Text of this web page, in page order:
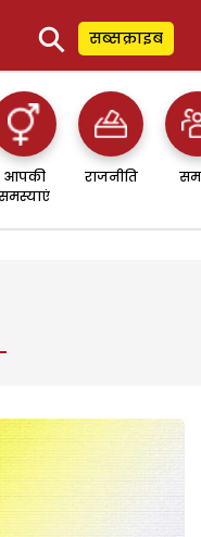
⚲ सब्सक्राइब
आपकी
राजनीति